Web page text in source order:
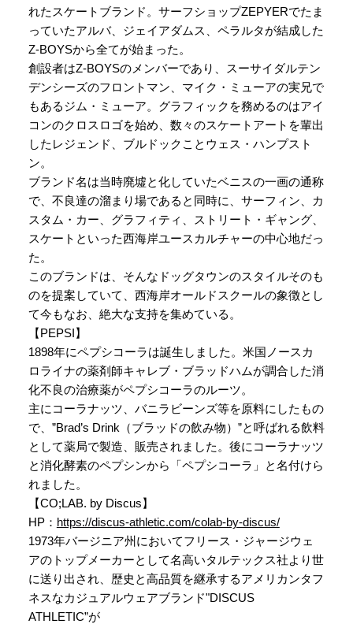
れたスケートブランド。サーフショップZEPYERでたま
っていたアルバ、ジェイアダムス、ペラルタが結成した
Z-BOYSから全てが始まった。
創設者はZ-BOYSのメンバーであり、スーサイダルテン
デンシーズのフロントマン、マイク・ミューアの実兄で
もあるジム・ミューア。グラフィックを務めるのはアイ
コンのクロスロゴを始め、数々のスケートアートを輩出
したレジェンド、ブルドックことウェス・ハンプスト
ン。
ブランド名は当時廃墟と化していたベニスの一画の通称
で、不良達の溜まり場であると同時に、サーフィン、カ
スタム・カー、グラフィティ、ストリート・ギャング、
スケートといった西海岸ユースカルチャーの中心地だっ
た。
このブランドは、そんなドッグタウンのスタイルそのも
のを提案していて、西海岸オールドスクールの象徴とし
て今もなお、絶大な支持を集めている。
【PEPSI】
1898年にペプシコーラは誕生しました。米国ノースカ
ロライナの薬剤師キャレブ・ブラッドハムが調合した消
化不良の治療薬がペプシコーラのルーツ。
主にコーラナッツ、バニラビーンズ等を原料にしたもの
で、”Brad’s Drink（ブラッドの飲み物）”と呼ばれる飲料
として薬局で製造、販売されました。後にコーラナッツ
と消化酵素のペプシンから「ペプシコーラ」と名付けら
れました。
【CO;LAB. by Discus】
HP： https://discus-athletic.com/colab-by-discus/
1973年バージニア州においてフリース・ジャージウェ
アのトップメーカーとして名高いタルテックス社より世
に送り出され、歴史と高品質を継承するアメリカンタフ
ネスなカジュアルウェアブランド"DISCUS
ATHLETIC”が